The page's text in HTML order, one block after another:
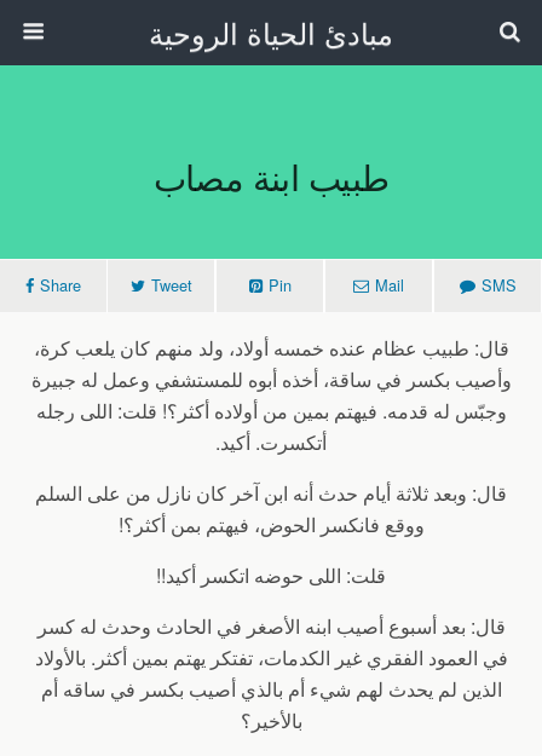
مبادئ الحياة الروحية
طبيب ابنة مصاب
Share Tweet Pin Mail SMS
قال: طبيب عظام عنده خمسه أولاد، ولد منهم كان يلعب كرة،
وأصيب بكسر في ساقة، أخذه أبوه للمستشفي وعمل له جبيرة
وجبّس له قدمه. فيهتم بمين من أولاده أكثر؟! قلت: اللى رجله
أتكسرت. أكيد.
قال: وبعد ثلاثة أيام حدث أنه ابن آخر كان نازل من على السلم
ووقع فانكسر الحوض، فيهتم بمن أكثر؟!
قلت: اللى حوضه اتكسر أكيد!!
قال: بعد أسبوع أصيب ابنه الأصغر في الحادث وحدث له كسر
في العمود الفقري غير الكدمات، تفتكر يهتم بمين أكثر. بالأولاد
الذين لم يحدث لهم شيء أم بالذي أصيب بكسر في ساقه أم
بالأخير؟